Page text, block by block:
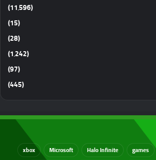
(11٬596)
(15)
(28)
(1٬242)
(97)
(445)
games
Halo Infinite
Microsoft
xbox